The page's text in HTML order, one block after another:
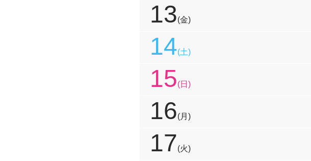
13(金)
14(土)
15(日)
16(月)
17(火)